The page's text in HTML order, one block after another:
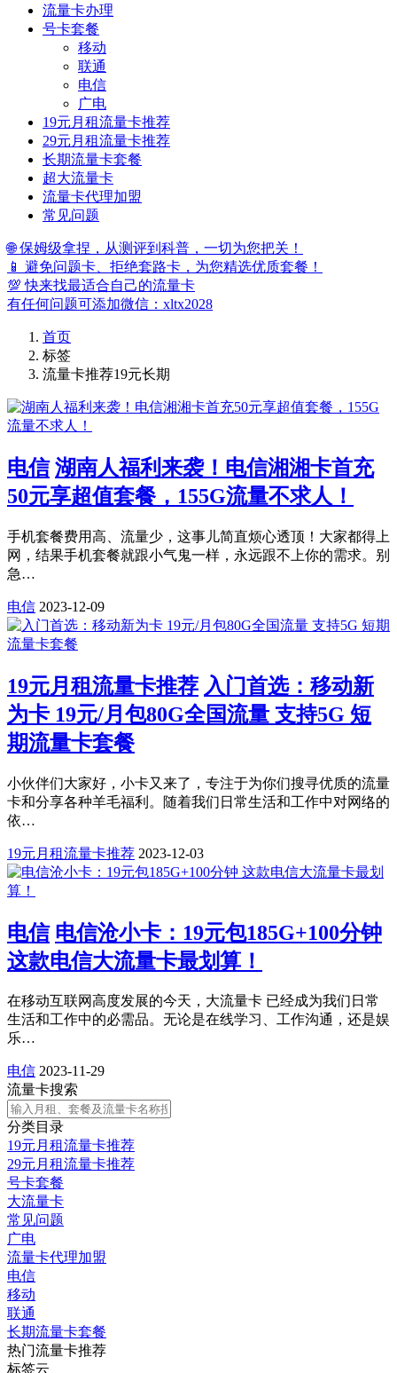
流量卡办理
号卡套餐
移动
联通
电信
广电
19元月租流量卡推荐
29元月租流量卡推荐
长期流量卡套餐
超大流量卡
流量卡代理加盟
常见问题
🌐 保姆级拿捏，从测评到科普，一切为您把关！
📱 避免问题卡、拒绝套路卡，为您精选优质套餐！
💯 快来找最适合自己的流量卡
有任何问题可添加微信：xltx2028
首页
标签
流量卡推荐19元长期
电信 湖南人福利来袭！电信湘湘卡首充
50元享超值套餐，155G流量不求人！
手机套餐费用高、流量少，这事儿简直烦心透顶！大家都得上
网，结果手机套餐就跟小气鬼一样，永远跟不上你的需求。别
急…
电信 2023-12-09
19元月租流量卡推荐 入门首选：移动新
为卡 19元/月包80G全国流量 支持5G 短
期流量卡套餐
小伙伴们大家好，小卡又来了，专注于为你们搜寻优质的流量
卡和分享各种羊毛福利。随着我们日常生活和工作中对网络的
依…
19元月租流量卡推荐 2023-12-03
电信 电信沧小卡：19元包185G+100分钟
这款电信大流量卡最划算！
在移动互联网高度发展的今天，大流量卡 已经成为我们日常
生活和工作中的必需品。无论是在线学习、工作沟通，还是娱
乐…
电信 2023-11-29
流量卡搜索
分类目录
19元月租流量卡推荐
29元月租流量卡推荐
号卡套餐
大流量卡
常见问题
广电
流量卡代理加盟
电信
移动
联通
长期流量卡套餐
热门流量卡推荐
标签云